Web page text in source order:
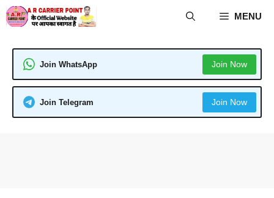
Skip
to
MENU
Join WhatsApp Join Now
Join Telegram Join Now